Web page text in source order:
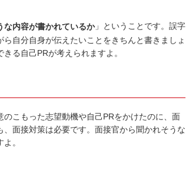
な内容が書かれているか」ということです。誤字
自分自身が伝えたいことをきちんと書きましょ
る自己PRが考えられますよ。
こもった志望動機や自己PRをかけたのに、面
面接対策は必要です。面接官から聞かれそうな
。